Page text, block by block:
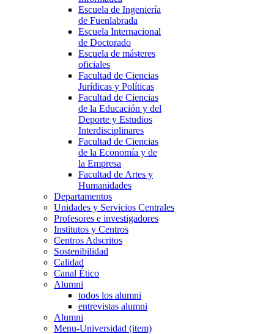
Escuela de Ingeniería
de Fuenlabrada
Escuela Internacional
de Doctorado
Escuela de másteres
oficiales
Facultad de Ciencias
Jurídicas y Políticas
Facultad de Ciencias
de la Educación y del
Deporte y Estudios
Interdisciplinares
Facultad de Ciencias
de la Economía y de
la Empresa
Facultad de Artes y
Humanidades
Departamentos
Unidades y Servicios Centrales
Profesores e investigadores
Institutos y Centros
Centros Adscritos
Sostenibilidad
Calidad
Canal Ético
Alumni
todos los alumni
entrevistas alumni
Alumni
Menu-Universidad (item)